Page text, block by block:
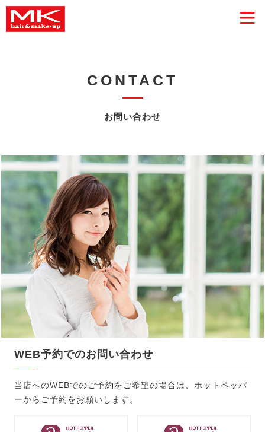
CONTACT
お問い合わせ
WEB予約でのお問い合わせ
当店へのWEBでのご予約をご希望の場合は、ホットペッパ
ーからご予約をお願いします。